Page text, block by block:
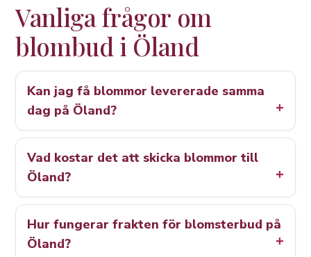
Vanliga frågor om
blombud i Öland
Kan jag få blommor levererade samma
dag på Öland?
Vad kostar det att skicka blommor till
Öland?
Hur fungerar frakten för blomsterbud på
Öland?